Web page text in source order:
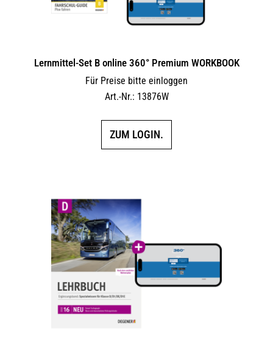
Lernmittel-Set B online 360° Premium WORKBOOK
Für Preise bitte einloggen
Art.-Nr.: 13876W
ZUM LOGIN.